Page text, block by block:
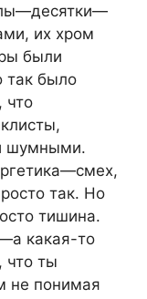
их хром
были
так было
что
шумными.
так. Но
тишина.
какая-то
что ты
не понимая